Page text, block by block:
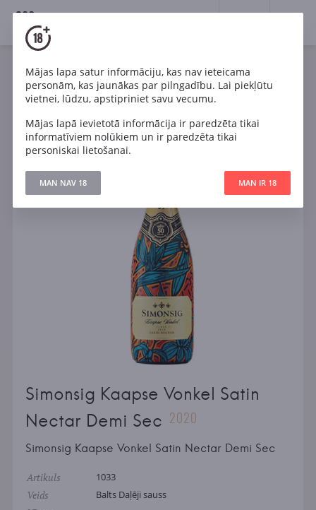
18+
Dzirkstošais Balts Daļēji sauss
DĀR
Simonsig Kaapse Vonkel Satin Nectar Demi Sec
Simonsig Kaapse Vonkel Satin
Nectar Demi Sec 2020
Simonsig Kaapse Vonkel Satin Nectar Demi Sec
Artikuls 1033
Veids Balts Daļēji sauss
Mājas lapa satur informāciju, kas nav ieteicama
personām, kas jaunākas par pilngadību. Lai piekļūtu
vietnei, lūdzu, apstipriniet savu vecumu.
Mājas lapā ievietotā informācija ir paredzēta tikai
informatīviem nolūkiem un ir paredzēta tikai
personiskai lietošanai.
MAN NAV 18 MAN IR 18